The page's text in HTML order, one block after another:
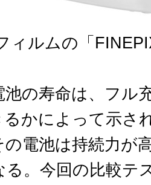
ィルムの「
の寿命は、フル
かによって示さ
電池は持続力が
る。今回の比較テ